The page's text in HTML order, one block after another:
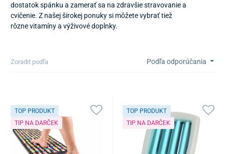
dostatok spánku a zamerať sa na zdravšie stravovanie a
cvičenie. Z našej širokej ponuky si môžete vybrať tiež
rôzne vitamíny a výživové doplnky.
Zoradit podľa Podľa odporúčania
TOP PRODUKT
TIP NA DARČEK
TOP PRODUKT
TIP NA DARČEK